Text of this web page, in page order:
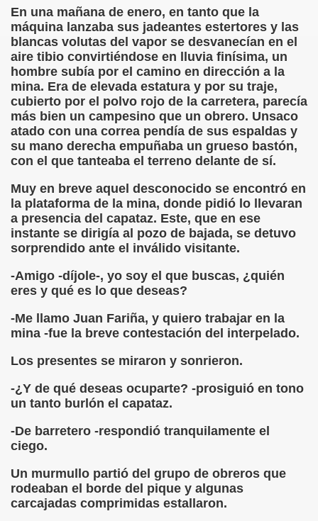
En una mañana de enero, en tanto que la
máquina lanzaba sus jadeantes estertores y las
blancas volutas del vapor se desvanecían en el
aire tibio convirtiéndose en lluvia finísima, un
hombre subía por el camino en dirección a la
mina. Era de elevada estatura y por su traje,
cubierto por el polvo rojo de la carretera, parecía
más bien un campesino que un obrero. Unsaco
atado con una correa pendía de sus espaldas y
su mano derecha empuñaba un grueso bastón,
con el que tanteaba el terreno delante de sí.
Muy en breve aquel desconocido se encontró en
la plataforma de la mina, donde pidió lo llevaran
a presencia del capataz. Este, que en ese
instante se dirigía al pozo de bajada, se detuvo
sorprendido ante el inválido visitante.
-Amigo -díjole-, yo soy el que buscas, ¿quién
eres y qué es lo que deseas?
-Me llamo Juan Fariña, y quiero trabajar en la
mina -fue la breve contestación del interpelado.
Los presentes se miraron y sonrieron.
-¿Y de qué deseas ocuparte? -prosiguió en tono
un tanto burlón el capataz.
-De barretero -respondió tranquilamente el
ciego.
Un murmullo partió del grupo de obreros que
rodeaban el borde del pique y algunas
carcajadas comprimidas estallaron.
Fundamento Y Sentimientos (Samuel Rodríguez
(Rogelio Muñoz Martínez)
la Luz (Alberto Gil)
(Francesc Miñana)
Suárez Santana)
latino (Pedro Zurita)
Zurita, Ex Secretario Unión Mundial de Ciegos (Pedro
Ex Secretari Unió Mundial de Cecs, català (Pedro
del Monumento a Luis Braille, 1980 (editora
Baquero, Conferencia (David López)
de Hombres Ilustres de París (César Puente)
150è Aniversari mort de Louis Braille (CPB de l'ONCE a
Maestro (F. Javier Bernal García)
Vicente (F. Javier Bernal)